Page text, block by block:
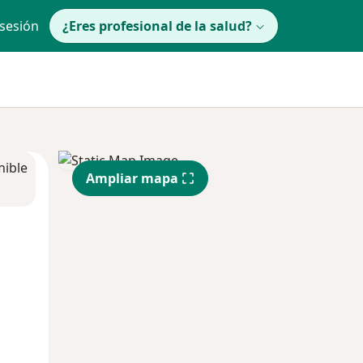
¿Eres profesional de la salud?
Ampliar mapa